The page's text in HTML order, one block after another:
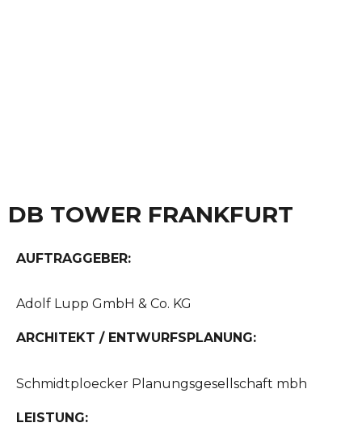
DB TOWER FRANKFURT
AUFTRAGGEBER:
Adolf Lupp GmbH & Co. KG
ARCHITEKT / ENTWURFSPLANUNG:
Schmidtploecker Planungsgesellschaft mbh
LEISTUNG: